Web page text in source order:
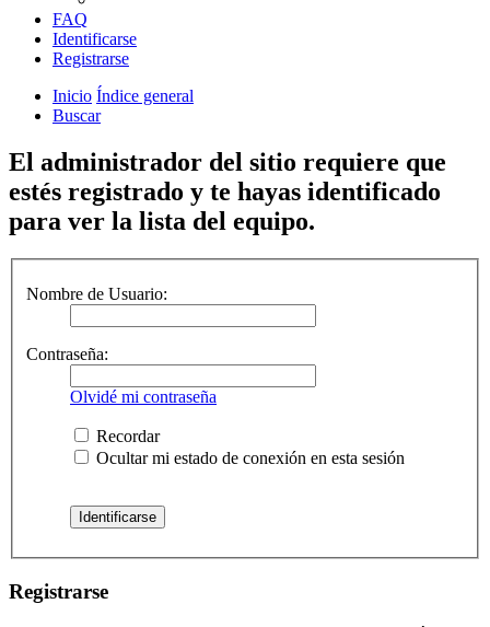
FAQ
Identificarse
Registrarse
Inicio Índice general
Buscar
El administrador del sitio requiere que
estés registrado y te hayas identificado
para ver la lista del equipo.
Nombre de Usuario:
Contraseña:
Olvidé mi contraseña
Recordar
Ocultar mi estado de conexión en esta sesión
Registrarse